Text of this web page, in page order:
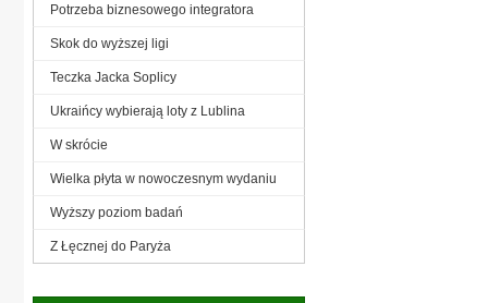
Potrzeba biznesowego integratora
Skok do wyższej ligi
Teczka Jacka Soplicy
Ukraińcy wybierają loty z Lublina
W skrócie
Wielka płyta w nowoczesnym wydaniu
Wyższy poziom badań
Z Łęcznej do Paryża